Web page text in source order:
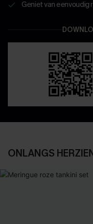
Geniet van eenvoudig
ONLANGS